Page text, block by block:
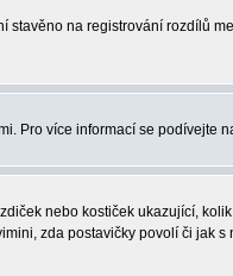
na registrování rozdílů
Pro více informací se podívejte
nebo kostiček ukazující,
zda postavičky povolí či jak